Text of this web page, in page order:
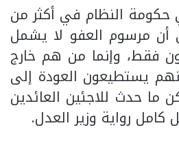
حكومة النظام في أكثر من
أن مرسوم العفو لا يشمل
فقط، وإنما من هم خارج
أنهم يستطيعون العودة إلى
ما حدث للاجئين العائدين
كامل رواية وزير العدل.